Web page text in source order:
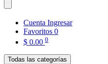
Cuenta Ingresar
Favoritos 0
$ 0.00 0
Todas las categorías